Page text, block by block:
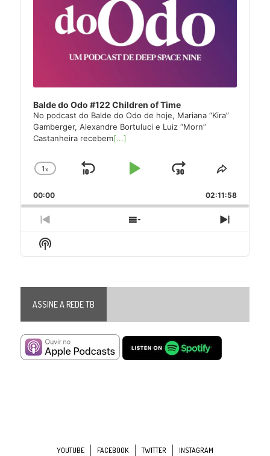
Balde do Odo #122 Children of Time
No podcast do Balde do Odo de hoje, Mariana “Kira”
Gamberger, Alexandre Bortuluci e Luiz “Morn”
Castanheira recebem[...]
Change
Rate
1x
Skip
Play
Jump
Forward
Share
Episode
00:00 02:11:58
Previous
Episode
Show
Episodes
Next
Episode
Show
Podcast
ASSINE A REDE TB
YOUTUBE FACEBOOK TWITTER INSTAGRAM